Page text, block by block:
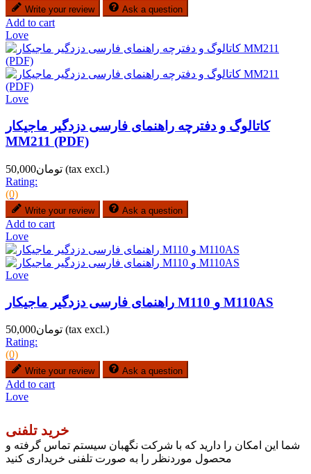
Write your review Ask a question
Add to cart
Love
Love
کاتالوگ و دفترچه راهنمای فارسی دزدگیر ماجیکار
MM211 (PDF)
تومان50,000 (tax excl.)
Rating:
(0)
Write your review Ask a question
Add to cart
Love
Love
راهنمای فارسی دزدگیر ماجیکار M110 و M110AS
تومان50,000 (tax excl.)
Rating:
(0)
Write your review Ask a question
Add to cart
Love
خرید تلفنی
شما این امکان را دارید که با شرکت نگهبان سیستم تماس گرفته و
محصول موردنظر را به صورت تلفنی خریداری کنید